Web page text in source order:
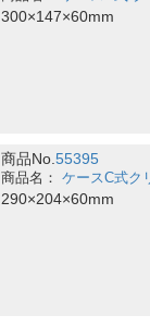
300×147×60mm
商品No.55395
ケースC式ク
290×204×60mm